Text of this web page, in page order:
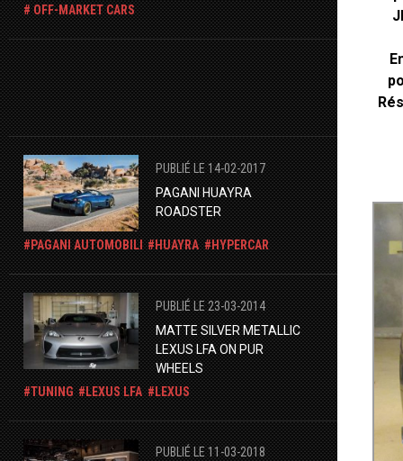
OFF-MARKET CARS
PUBLIÉ LE 14-02-2017
PAGANI HUAYRA
ROADSTER
PAGANI AUTOMOBILI HUAYRA HYPERCAR
PUBLIÉ LE 23-03-2014
MATTE SILVER METALLIC
LEXUS LFA ON PUR
WHEELS
TUNING
LEXUS LFA LEXUS
PUBLIÉ LE 11-03-2018